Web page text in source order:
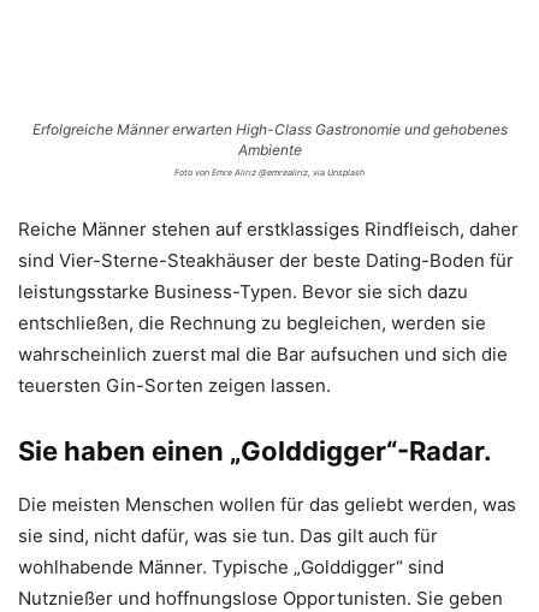
Erfolgreiche Männer erwarten High-Class Gastronomie und gehobenes
Ambiente
Foto von Emre Alırız @emrealiriz, via Unsplash
Reiche Männer stehen auf erstklassiges Rindfleisch, daher
sind Vier-Sterne-Steakhäuser der beste Dating-Boden für
leistungsstarke Business-Typen. Bevor sie sich dazu
entschließen, die Rechnung zu begleichen, werden sie
wahrscheinlich zuerst mal die Bar aufsuchen und sich die
teuersten Gin-Sorten zeigen lassen.
Sie haben einen „Golddigger“-Radar.
Die meisten Menschen wollen für das geliebt werden, was
sie sind, nicht dafür, was sie tun. Das gilt auch für
wohlhabende Männer. Typische „Golddigger“ sind
Nutznießer und hoffnungslose Opportunisten. Sie geben